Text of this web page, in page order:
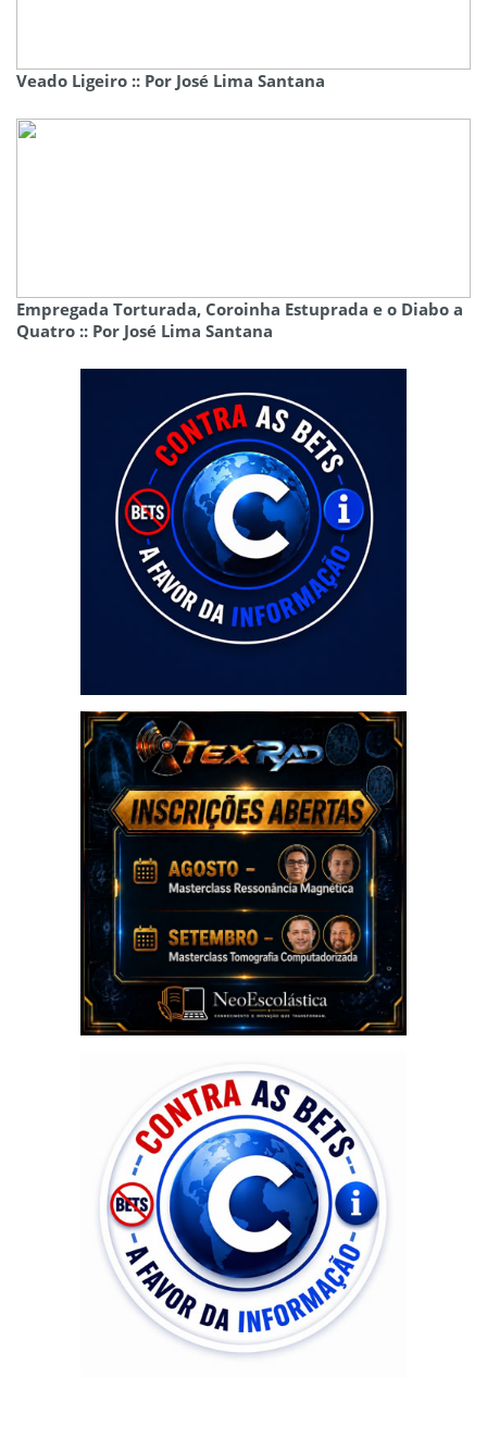
Veado Ligeiro :: Por José Lima Santana
Empregada Torturada, Coroinha Estuprada e o Diabo a
Quatro :: Por José Lima Santana